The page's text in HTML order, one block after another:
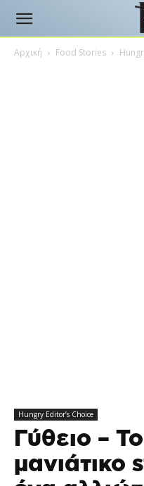
Αρχική Food Stories
Hungry Editor’s Choice
Γύθειο –
μανιάτικο